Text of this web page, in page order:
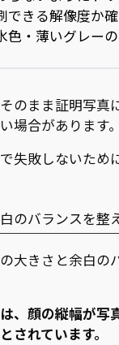
できる解像度か
色・薄いグレー
のまま証明写真
場合があります。
失敗しないため
のバランスを整
大きさと余白の
、顔の縦幅が写
されています。